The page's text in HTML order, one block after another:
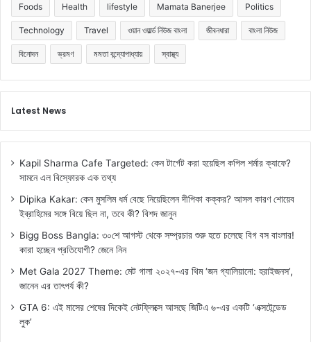
Foods Health lifestyle Mamata Banerjee Politics
Technology Travel ওয়ান ওয়ার্ল্ড নিউজ বাংলা জীবনধারা বাংলা নিউজ
বিনোদন ভ্রমণ মমতা বন্দ্যোপাধ্যায় স্বাস্থ্য
Latest News
Kapil Sharma Cafe Targeted: কেন টার্গেট করা হয়েছিল কপিল শর্মার ক্যাফে?
সামনে এল বিস্ফোরক এক তথ্য
Dipika Kakar: কেন মুসলিম ধর্ম বেছে নিয়েছিলেন দীপিকা কক্কর? আসল কারণ শোয়েব
ইব্রাহিমের সঙ্গে বিয়ে ছিল না, তবে কী? বিশদ জানুন
Bigg Boss Bangla: ৩০শে আগস্ট থেকে সম্প্রচার শুরু হতে চলেছে বিগ বস বাংলার!
কারা হচ্ছেন প্রতিযোগী? জেনে নিন
Met Gala 2027 Theme: মেট গালা ২০২৭-এর থিম ‘জন গ্যালিয়ানো: হরাইজনস’,
জানেন এর তাৎপর্য কী?
GTA 6: এই মাসের শেষের দিকেই নেটফ্লিক্সে আসছে জিটিএ ৬-এর একটি ‘এক্সটেন্ডেড
লুক’